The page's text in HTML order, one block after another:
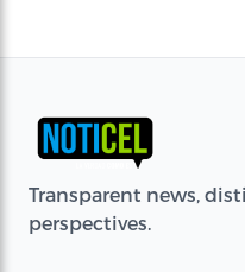
Transparent news,
perspectives.